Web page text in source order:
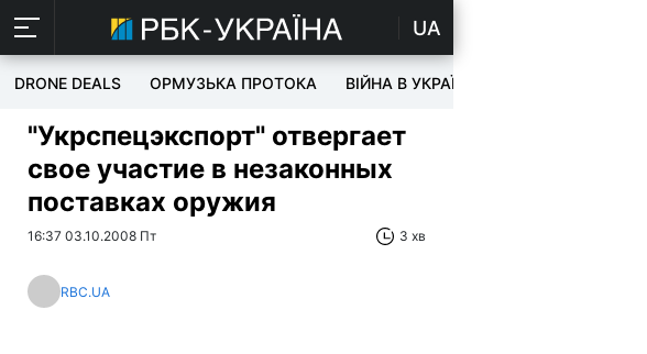
UA
DRONE DEALS ОРМУЗЬКА ПРОТОКА ВІЙНА В УКРАЇНІ
"Укрспецэкспорт" отвергает
свое участие в незаконных
поставках оружия
16:37 03.10.2008 Пт 3 хв
RBC.UA